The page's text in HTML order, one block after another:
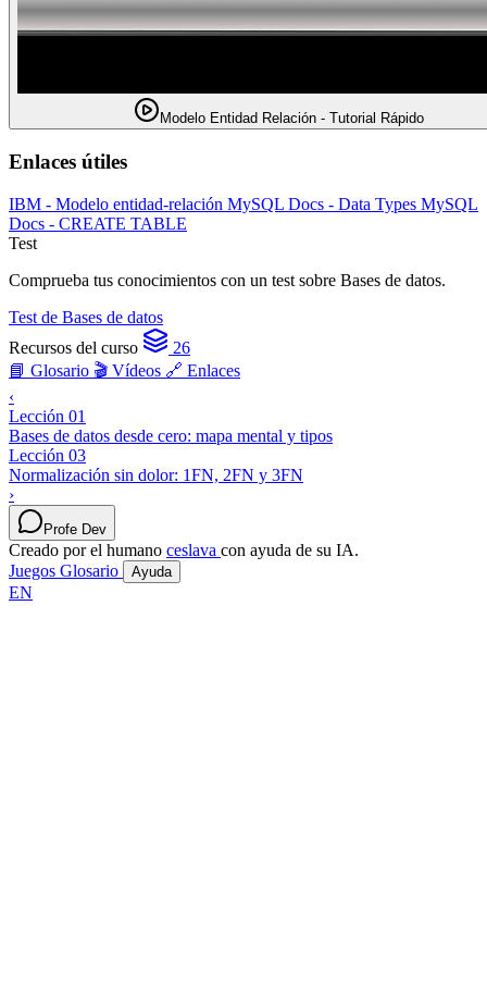
Modelo Entidad Relación - Tutorial Rápido
Enlaces útiles
IBM - Modelo entidad-relación MySQL Docs - Data Types MySQL
Docs - CREATE TABLE
Test
Comprueba tus conocimientos con un test sobre Bases de datos.
Test de Bases de datos
Recursos del curso
26
📘 Glosario 🎬 Vídeos 🔗 Enlaces
‹
Lección 01
Bases de datos desde cero: mapa mental y tipos
Lección 03
Normalización sin dolor: 1FN, 2FN y 3FN
›
Profe Dev
Creado por el humano ceslava con ayuda de su IA.
Juegos Glosario Ayuda
EN